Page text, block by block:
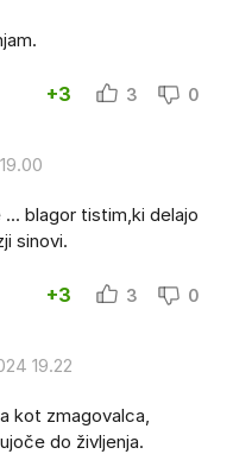
+3 3 0
blagor tistim,ki delajo
sinovi.
+3 3 0
19.22
kot zmagovalca,
do življenja.